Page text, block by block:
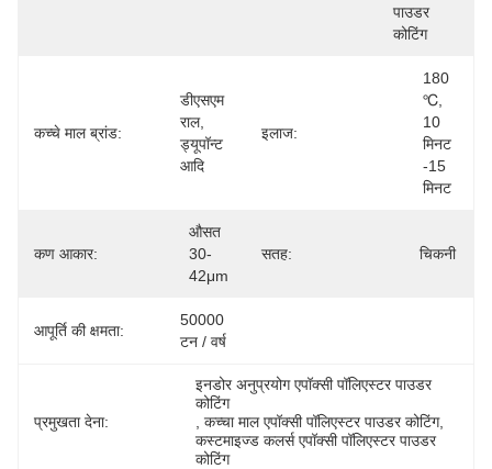
पाउडर
कोटिंग
कच्चे माल ब्रांड:
डीएसएम
राल,
ड्यूपॉन्ट
आदि
इलाज:
180
℃,
10
मिनट
-15
मिनट
कण आकार:
औसत
30-
42μm
सतह: चिकनी
आपूर्ति की क्षमता:
50000
टन / वर्ष
प्रमुखता देना:
इनडोर अनुप्रयोग एपॉक्सी पॉलिएस्टर पाउडर
कोटिंग
, कच्चा माल एपॉक्सी पॉलिएस्टर पाउडर कोटिंग,
कस्टमाइज्ड कलर्स एपॉक्सी पॉलिएस्टर पाउडर
कोटिंग